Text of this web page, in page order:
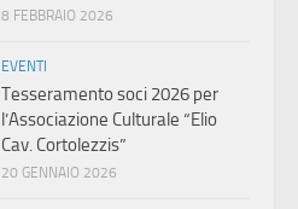
8 FEBBRAIO 2026
EVENTI
Tesseramento soci 2026 per
l’Associazione Culturale “Elio
Cav. Cortolezzis”
20 GENNAIO 2026